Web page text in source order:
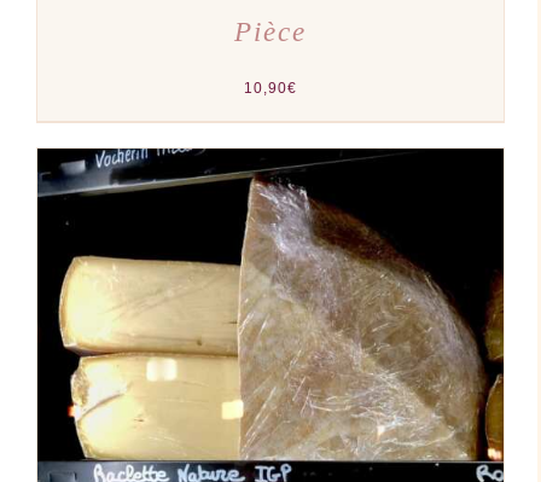
Pièce
10,90€
AJOUTER AU PANIER
/
DÉTAILS